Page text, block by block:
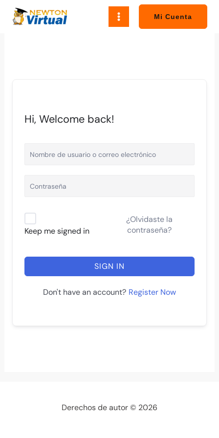
Mi Cuenta
Hi, Welcome back!
Keep me signed in
¿Olvidaste la
contraseña?
SIGN IN
Don't have an account? Register Now
Derechos de autor © 2026